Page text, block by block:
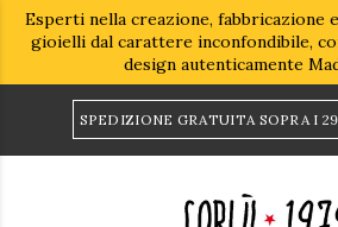
Esperti nella creazione, fabbricazione
gioielli dal carattere inconfondibile,
design autenticamente
SPEDIZIONE GRATUITA SOPRA I